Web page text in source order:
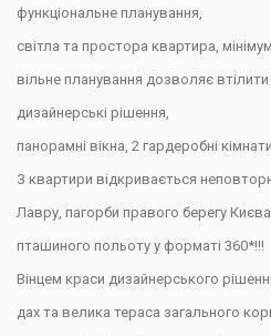
функціональне планування,
світла та простора квартира,
вільне планування дозволяє
дизайнерські рішення,
панорамні вікна, 2 гардеробні
З квартири відкривається
Лавру, пагорби правого берегу
пташиного польоту у форматі 360*!!!
Вінцем краси дизайнерського
дах та велика тераса загального